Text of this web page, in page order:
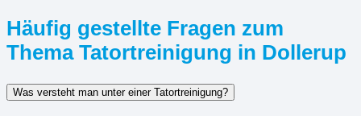
Häufig gestellte Fragen zum
Thema Tatortreinigung in Dollerup
Was versteht man unter einer Tatortreinigung?